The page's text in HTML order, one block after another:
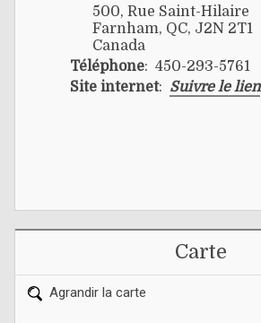
500, Rue Saint-Hilaire
Farnham, QC, J2N 2T1
Canada
Téléphone: 450-293-5761
Site internet: Suivre le lien
Carte
Agrandir la carte